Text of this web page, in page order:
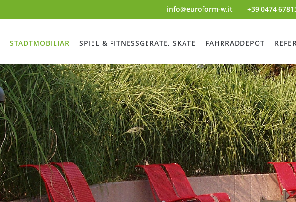
info@euroform-w.it +39 0474
STADTMOBILIAR SPIEL & FITNESSGERÄTE, SKATE FAHRRADDEPOT